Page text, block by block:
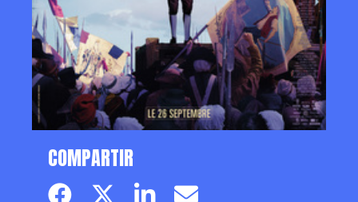
COMPARTIR
Facebook pageTwitter page
LinkedinEmail